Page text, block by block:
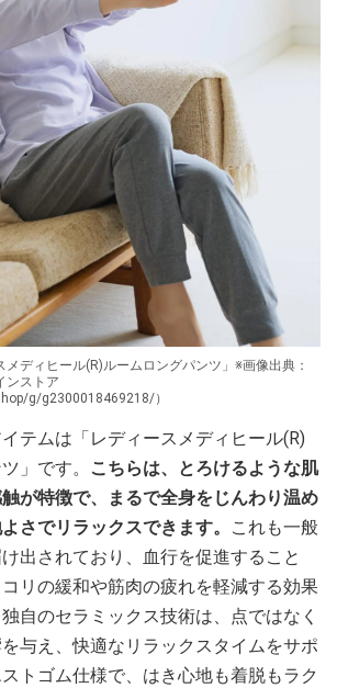
ディヒール(R)ルームロングパンツ」※画像出典：
ンストア
g/g2300018469218/）
テムは「レディースメディヒール(R)
」です。
こちらは、とろけるような肌
が特徴で、まるで全身をじんわり温め
さでリラックスできます。
これも一般
出されており、血行を促進すること
リの緩和や筋肉の疲れを軽減する効果
自のセラミックス技術は、点ではなく
与え、快適なリラックスタイムをサポ
トゴム仕様で、はき心地も着脱もラク